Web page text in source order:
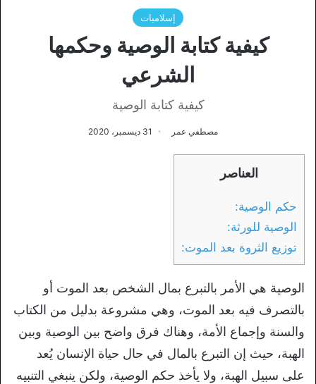
إسلاميات
كيفية كتابة الوصية وحكمها
الشرعي
كيفية كتابة الوصية
مصطفي عمر 31 ديسمبر، 2020
العناصر
حكم الوصية:
الوصية للورثة:
توزيع الثروة بعد الموت:
الوصية هي الأمر بالتبرع بمال الشخص بعد الموت أو
بالتصرف فيه بعد الموت، وهي مشروعة بدليل من الكتاب
والسنة وإجماع الأمة، وهناك فرق واضح بين الوصية وبين
الهبة، حيث إن التبرع بالمال في حال حياة الإنسان يُعد
على سبيل الهبة، ولا يأخذ حكم الوصية، ولكن ينبغي التنبيه